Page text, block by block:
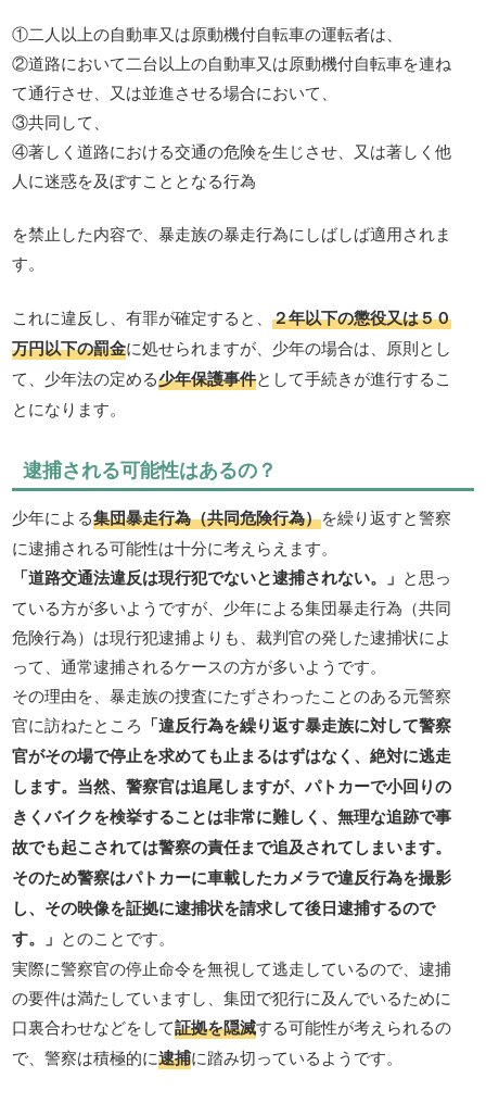
①二人以上の自動車又は原動機付自転車の運転者は、
②道路において二台以上の自動車又は原動機付自転車を連ね
て通行させ、又は並進させる場合において、
③共同して、
④著しく道路における交通の危険を生じさせ、又は著しく他
人に迷惑を及ぼすこととなる行為
を禁止した内容で、暴走族の暴走行為にしばしば適用されま
す。
これに違反し、有罪が確定すると、２年以下の懲役又は５０
万円以下の罰金に処せられますが、少年の場合は、原則とし
て、少年法の定める少年保護事件として手続きが進行するこ
とになります。
逮捕される可能性はあるの？
少年による集団暴走行為（共同危険行為）を繰り返すと警察
に逮捕される可能性は十分に考えらえます。
「道路交通法違反は現行犯でないと逮捕されない。」 と思っ
ている方が多いようですが、少年による集団暴走行為（共同
危険行為）は現行犯逮捕よりも、裁判官の発した逮捕状によ
って、通常逮捕されるケースの方が多いようです。
その理由を、暴走族の捜査にたずさわったことのある元警察
官に訪ねたところ 「違反行為を繰り返す暴走族に対して警察
官がその場で停止を求めても止まるはずはなく、絶対に逃走
します。当然、警察官は追尾しますが、パトカーで小回りの
きくバイクを検挙することは非常に難しく、無理な追跡で事
故でも起こされては警察の責任まで追及されてしまいます。
そのため警察はパトカーに車載したカメラで違反行為を撮影
し、その映像を証拠に逮捕状を請求して後日逮捕するので
す。」 とのことです。
実際に警察官の停止命令を無視して逃走しているので、逮捕
の要件は満たしていますし、集団で犯行に及んでいるために
口裏合わせなどをして証拠を隠滅する可能性が考えられるの
で、警察は積極的に逮捕に踏み切っているようです。